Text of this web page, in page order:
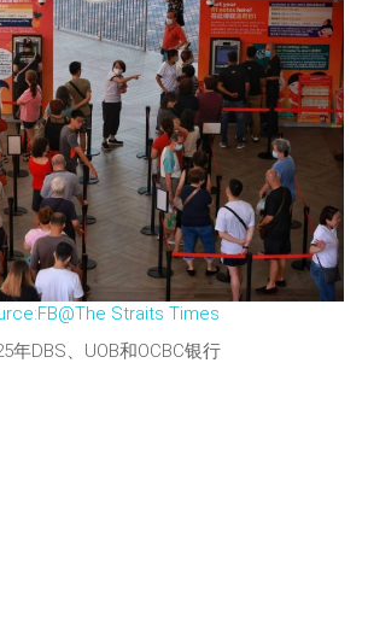
Straits Times
年DBS、UOB和OCBC银行